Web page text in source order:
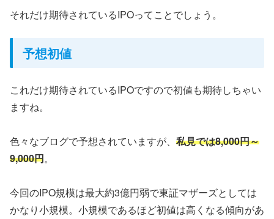
それだけ期待されているIPOってことでしょう。
予想初値
これだけ期待されているIPOですので初値も期待しちゃい
ますね。
色々なブログで予想されていますが、 私見では8,000円～
9,000円。
今回のIPO規模は最大約3億円弱で東証マザーズとしては
かなり小規模。小規模であるほど初値は高くなる傾向があ